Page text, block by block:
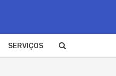
SERVIÇOS